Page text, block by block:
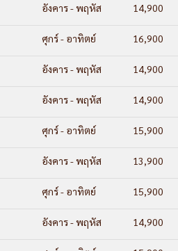
อังคาร - พฤหัส 14,900
ศุกร์ - อาทิตย์ 16,900
อังคาร - พฤหัส 14,900
อังคาร - พฤหัส 14,900
ศุกร์ - อาทิตย์ 15,900
อังคาร - พฤหัส 13,900
ศุกร์ - อาทิตย์ 15,900
อังคาร - พฤหัส 14,900